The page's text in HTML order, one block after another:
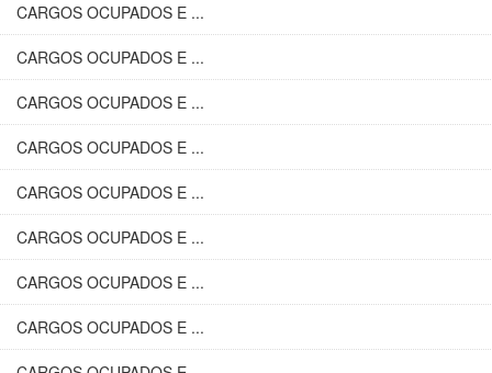
CARGOS OCUPADOS E ...
CARGOS OCUPADOS E ...
CARGOS OCUPADOS E ...
CARGOS OCUPADOS E ...
CARGOS OCUPADOS E ...
CARGOS OCUPADOS E ...
CARGOS OCUPADOS E ...
CARGOS OCUPADOS E ...